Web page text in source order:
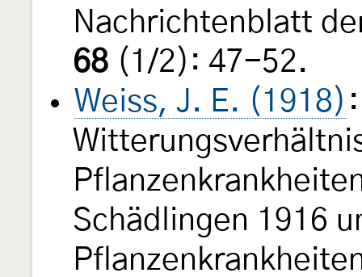
Nachrichtenblatt
68 (1/2): 47-52.
Weiss, J. E. (1918)
Schädlingen 1916